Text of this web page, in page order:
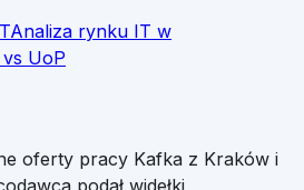
Analiza rynku IT w
UoP
oferty pracy Kafka z Kraków i
podał widełki